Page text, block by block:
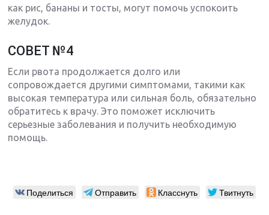
как рис, бананы и тосты, могут помочь успокоить
желудок.
СОВЕТ №4
Если рвота продолжается долго или
сопровождается другими симптомами, такими как
высокая температура или сильная боль, обязательно
обратитесь к врачу. Это поможет исключить
серьезные заболевания и получить необходимую
помощь.
Поделиться Отправить Класснуть Твитнуть